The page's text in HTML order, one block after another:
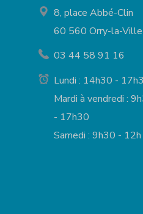
8, place Abbé-Clin
60 560 Orry-la-Ville
03 44 58 91 16
Lundi : 14h30 -
Mardi à vendredi :
- 17h30
Samedi : 9h30 - 12h